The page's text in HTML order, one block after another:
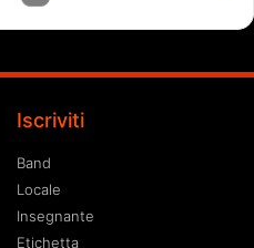
Iscriviti
Band
Locale
Insegnante
Etichetta